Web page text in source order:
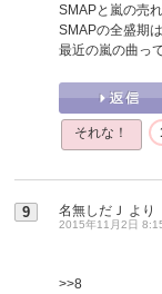
SMAPと嵐の売
SMAPの全盛期
最近の嵐の曲っ
それな！
9 名無しだＪ より
2015年11月2日
>>8